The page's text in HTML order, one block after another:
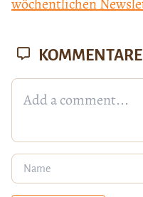
KOMMENTARE